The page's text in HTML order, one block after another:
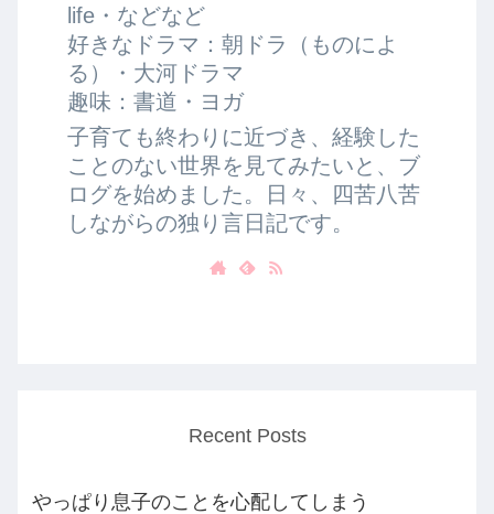
life・などなど
好きなドラマ：朝ドラ（ものによ
る）・大河ドラマ
趣味：書道・ヨガ
子育ても終わりに近づき、経験した
ことのない世界を見てみたいと、ブ
ログを始めました。日々、四苦八苦
しながらの独り言日記です。
Recent Posts
やっぱり息子のことを心配してしまう